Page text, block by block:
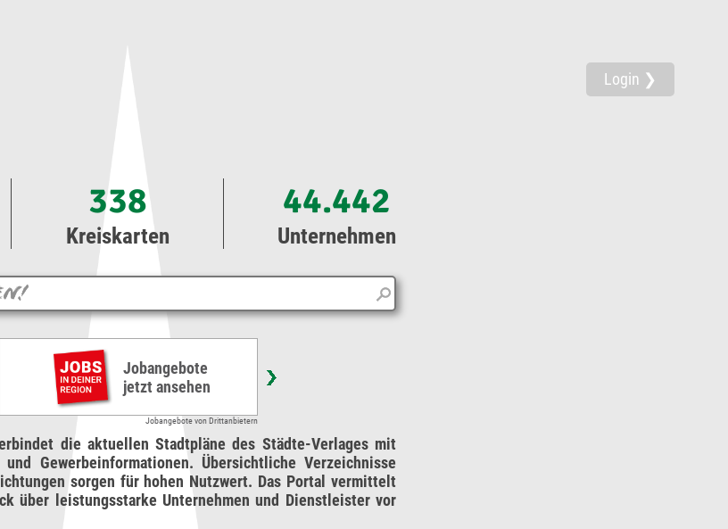
Login ❯
338
Kreiskarten
44.442
Unternehmen
DH »Dentalhygienikerin« oder ZMP
»Zahnmedizinische Prophylaxe Assistentin«
(m/w/d) ab sofort Teilzeit/Vollzeit
Stephan Gelhaus
Zahnarztpraxis • Stuttgart
Jobangebote von Drittanbietern
die aktuellen Stadtpläne des Städte-Verlages mit
Gewerbeinformationen. Übersichtliche Verzeichnisse
sorgen für hohen Nutzwert. Das Portal vermittelt
über leistungsstarke Unternehmen und Dienstleister vor